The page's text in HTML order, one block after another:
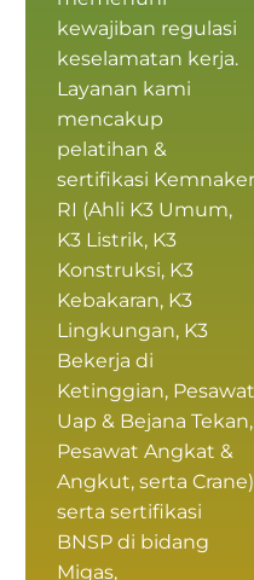
kewajiban regulasi
keselamatan kerja.
Layanan kami
mencakup
pelatihan &
sertifikasi Kemnaker
RI (Ahli K3 Umum,
K3 Listrik, K3
Konstruksi, K3
Kebakaran, K3
Lingkungan, K3
Bekerja di
Ketinggian, Pesawat
Uap & Bejana Tekan,
Pesawat Angkat &
Angkut, serta Crane)
serta sertifikasi
BNSPdi bidang
Migas,